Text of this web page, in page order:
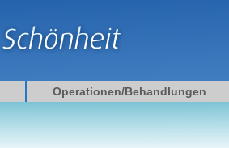
Operationen/Behandlungen